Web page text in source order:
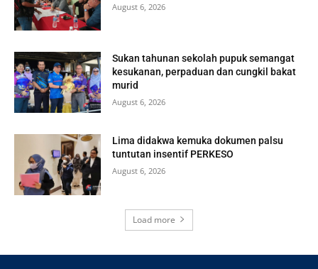
August 6, 2026
Sukan tahunan sekolah pupuk semangat
kesukanan, perpaduan dan cungkil bakat
murid
August 6, 2026
Lima didakwa kemuka dokumen palsu
tuntutan insentif PERKESO
August 6, 2026
Load more